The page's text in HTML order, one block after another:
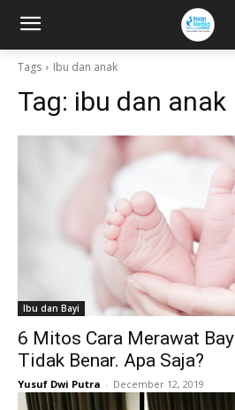
Tags Ibu dan anak
Tag: ibu dan anak
Ibu dan Bayi
6 Mitos Cara Merawat
Tidak Benar. Apa Saja?
Yusuf Dwi Putra - December 12, 2019